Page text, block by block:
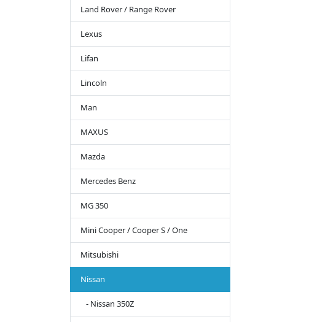
Land Rover / Range Rover
Lexus
Lifan
Lincoln
Man
MAXUS
Mazda
Mercedes Benz
MG 350
Mini Cooper / Cooper S / One
Mitsubishi
Nissan
- Nissan 350Z